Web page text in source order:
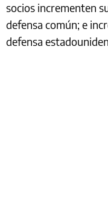
socios incrementen
defensa común; e
defensa